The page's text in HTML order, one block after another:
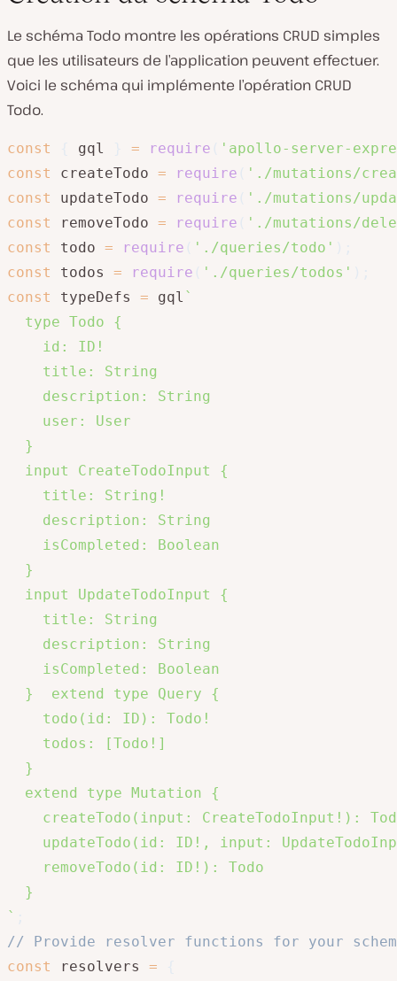
Le schéma Todo montre les opérations CRUD simples
que les utilisateurs de l’application peuvent effectuer.
Voici le schéma qui implémente l’opération CRUD
Todo.
const gql = require
'apollo-server-
const
createTodo = require
'./mutations/
const
updateTodo = require
'./mutations/
const
removeTodo = require
'./mutations/
const
todo = require './queries/todo'
const
todos = require './queries/todos'
const
typeDefs = gql `
  type Todo {
    id: ID!
    title: String
    description: String
    user: User
  }
  input CreateTodoInput {
    title: String!
    description: String
    isCompleted: Boolean
  }
  input UpdateTodoInput {
    title: String
    description: String
    isCompleted: Boolean
  }  extend type Query {
    todo(id: ID): Todo!
    todos: [Todo!]
  }
  extend type Mutation {
createTodo(input: CreateTodoInput!):
updateTodo(id: ID!, input:
    removeTodo(id: ID!): Todo
`
// Provide resolver functions for your
const
resolvers =